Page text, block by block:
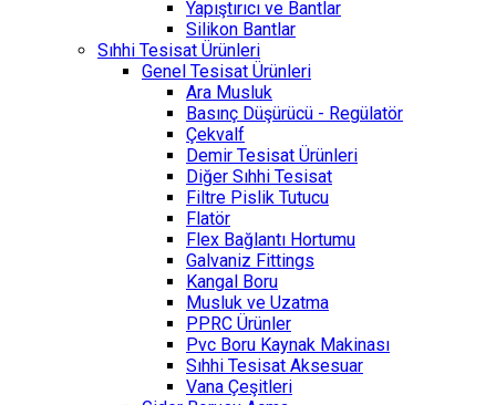
Yapıştırıcı ve Bantlar
Silikon Bantlar
Sıhhi Tesisat Ürünleri
Genel Tesisat Ürünleri
Ara Musluk
Basınç Düşürücü - Regülatör
Çekvalf
Demir Tesisat Ürünleri
Diğer Sıhhi Tesisat
Filtre Pislik Tutucu
Flatör
Flex Bağlantı Hortumu
Galvaniz Fittings
Kangal Boru
Musluk ve Uzatma
PPRC Ürünler
Pvc Boru Kaynak Makinası
Sıhhi Tesisat Aksesuar
Vana Çeşitleri